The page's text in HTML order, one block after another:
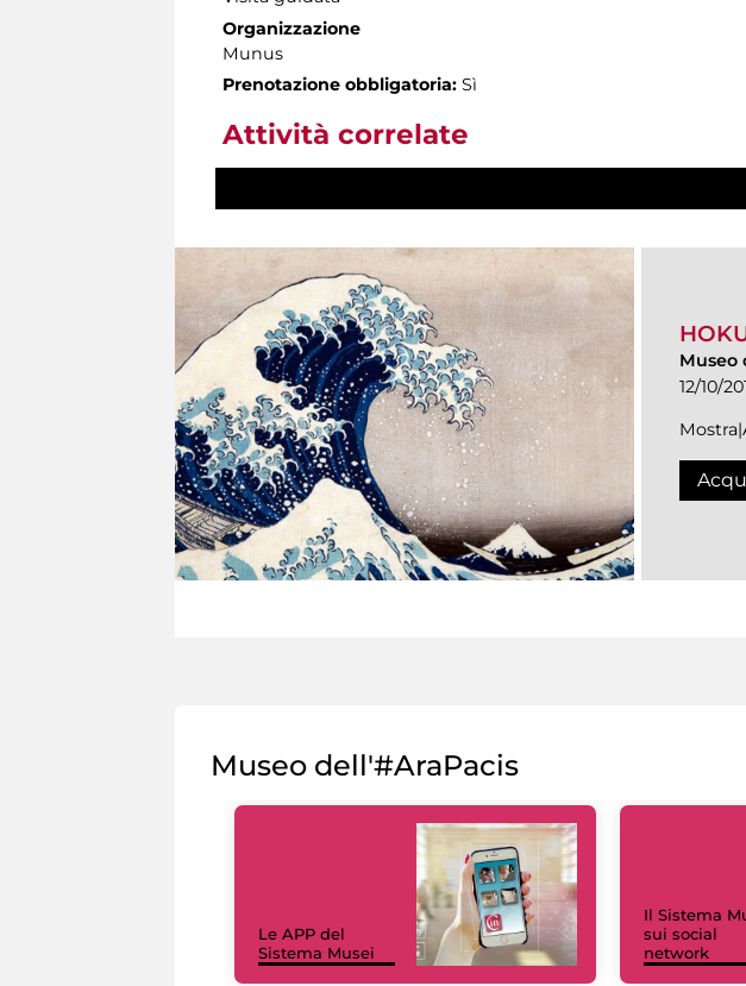
Organizzazione
Munus
Prenotazione obbligatoria: Sì
Attività correlate
Museo
12/10/
Museo dell'#AraPacis
Le APP del
Sistema Musei
Il Sistema
sui social
network